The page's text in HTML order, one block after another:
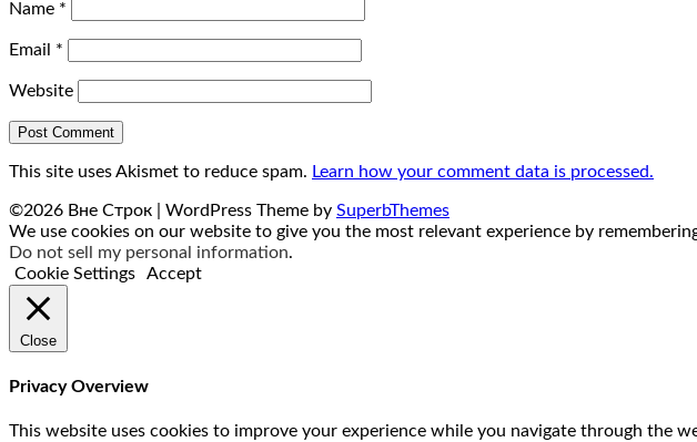
Name *
Email *
Website
This site uses Akismet to reduce spam. Learn how your comment data is processed.
©2026 Вне Строк | WordPress Theme by SuperbThemes
We use cookies on our website to give you the most relevant experience by
Do not sell my personal information.
Cookie Settings
Accept
Close
Privacy Overview
This website uses cookies to improve your experience while you navigate through the